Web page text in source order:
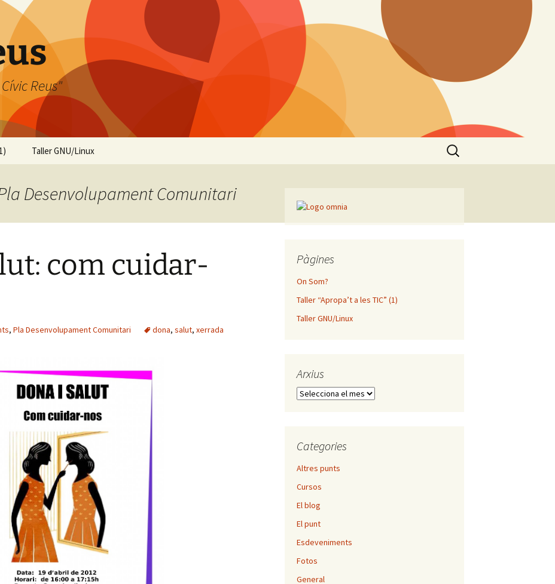
Reus"
Taller GNU/Linux
Cerca:
Desenvolupament Comunitari
com cuidar-
, Pla Desenvolupament Comunitari dona, salut, xerrada
Pàgines
On Som?
Taller “Apropa’t a les TIC” (1)
Taller GNU/Linux
Arxius
Arxius
Categories
Altres punts
Cursos
El blog
El punt
Esdeveniments
Fotos
General